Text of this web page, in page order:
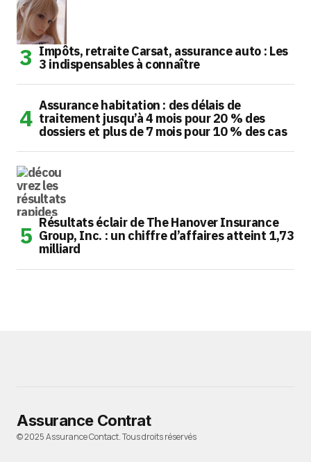
Impôts, retraite Carsat, assurance auto : Les
3 indispensables à connaître
Assurance habitation : des délais de
traitement jusqu’à 4 mois pour 20 % des
dossiers et plus de 7 mois pour 10 % des cas
Résultats éclair de The Hanover Insurance
Group, Inc. : un chiffre d’affaires atteint 1,73
milliard
Assurance Contrat
© 2025 Assurance Contact. Tous droits réservés